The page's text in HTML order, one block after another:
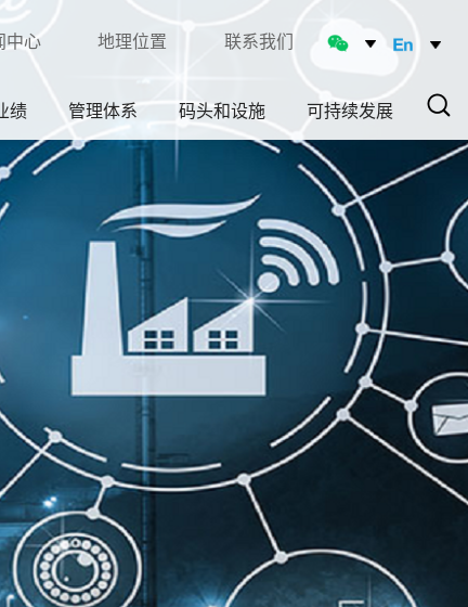
联系我们
地理位置
中心
绩 管理体系 码头和设施
可持续发展